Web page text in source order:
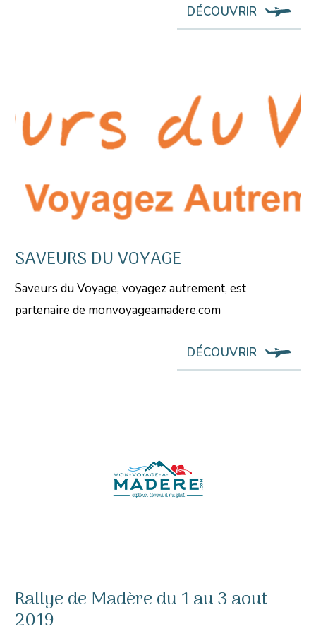
DÉCOUVRIR
SAVEURS DU VOYAGE
Saveurs du Voyage, voyagez autrement, est
partenaire de monvoyageamadere.com
DÉCOUVRIR
Rallye de Madère du 1 au 3 aout
2019